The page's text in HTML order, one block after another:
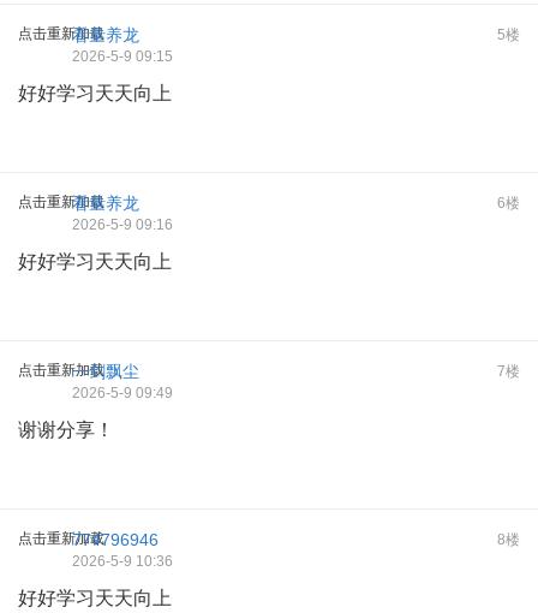
点击重新加载 5楼
看量养龙
2026-5-9 09:15
好好学习天天向上
点击重新加载 6楼
看量养龙
2026-5-9 09:16
好好学习天天向上
点击重新加载 7楼
一剑飘尘
2026-5-9 09:49
谢谢分享！
点击重新加载 8楼
774796946
2026-5-9 10:36
好好学习天天向上